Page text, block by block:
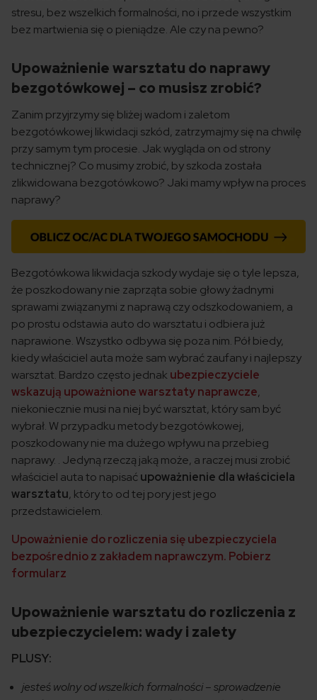
stresu, bez wszelkich formalności, no i przede wszystkim
bez martwienia się o pieniądze. Ale czy na pewno?
Upoważnienie warsztatu do naprawy
bezgotówkowej – co musisz zrobić?
Zanim przyjrzymy się bliżej wadom i zaletom
bezgotówkowej likwidacji szkód, zatrzymajmy się na chwilę
przy samym tym procesie. Jak wygląda on od strony
technicznej? Co musimy zrobić, by szkoda została
zlikwidowana bezgotówkowo? Jaki mamy wpływ na proces
naprawy?
Bezgotówkowa likwidacja szkody wydaje się o tyle lepsza,
że poszkodowany nie zaprząta sobie głowy żadnymi
sprawami związanymi z naprawą czy odszkodowaniem, a
po prostu odstawia auto do warsztatu i odbiera już
naprawione. Wszystko odbywa się poza nim. Pół biedy,
kiedy właściciel auta może sam wybrać zaufany i najlepszy
warsztat. Bardzo często jednak ubezpieczyciele
wskazują upoważnione warsztaty naprawcze,
niekoniecznie musi na niej być warsztat, który sam być
wybrał. W przypadku metody bezgotówkowej,
poszkodowany nie ma dużego wpływu na przebieg
naprawy. . Jedyną rzeczą jaką może, a raczej musi zrobić
właściciel auta to napisaćupoważnienie dla właściciela
warsztatu, który to od tej pory jest jego
przedstawicielem.
Upoważnienie do rozliczenia się ubezpieczyciela
bezpośrednio z zakładem naprawczym. Pobierz
formularz
Upoważnienie warsztatu do rozliczenia z
ubezpieczycielem: wady i zalety
PLUSY:
jesteś wolny od wszelkich formalności – sprowadzenie